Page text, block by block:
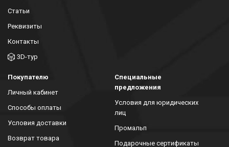
Статьи
Реквизиты
Контакты
3D-тур
Покупателю
Личный кабинет
Способы оплаты
Условия доставки
Возврат товара
Специальные
предложения
Условия для юридических
лиц
Промальп
Подарочные сертификаты